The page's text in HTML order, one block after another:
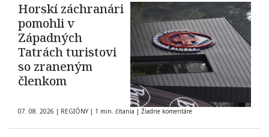
Horskí záchranári
pomohli v
Západných
Tatrách turistovi
so zraneným
členkom
07. 08. 2026 | REGIÓNY | 1 min. čítania | Žiadne komentáre